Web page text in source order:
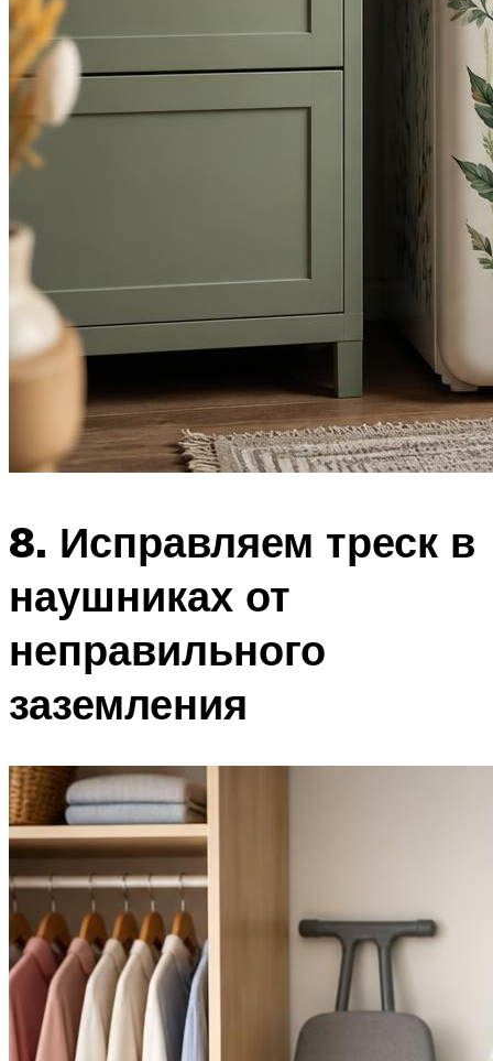
8. Исправляем треск в
наушниках от
неправильного
заземления